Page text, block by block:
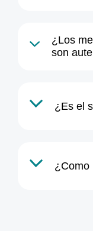
el formulario
¿Los
son
¿Es el
¿Como